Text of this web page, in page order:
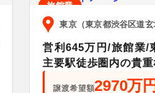
旅館業
東京（東京都渋谷区道玄
営利645万円/旅館業/
主要駅徒歩圏内の貴
譲渡希望額2970万円